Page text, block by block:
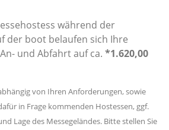
während der
der boot belaufen sich Ihre
und Abfahrt auf ca. *1.620,00
von Ihren Anforderungen, sowie
in Frage kommenden Hostessen, ggf.
Lage des Messegeländes. Bitte stellen Sie